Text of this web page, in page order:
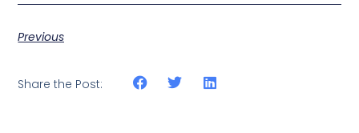
Previous
Share the Post: